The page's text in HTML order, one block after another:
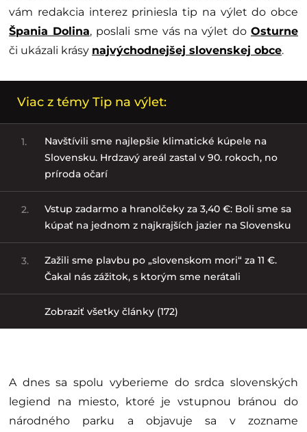
vám redakcia interez priniesla tip na výlet do obce
Špania Dolina, poslali sme vás na výlet do Osturne
či ukázali krásy najvýchodnejšej slovenskej obce.
Viac z témy Tip na výlet:
1.
Navštívili sme najlepšie klimatické kúpele na
Slovensku. Hrdzavý areál zastal v 90. rokoch, no
príroda očarí
2.
Vstup zadarmo a hranolčeky za 3,40 €: Boli sme sa
kúpať na jednom z najkrajších jazier na Slovensku
3.
Zažili sme plavbu po „slovenskom mori“ za 11 €.
Čakal nás zážitok, s ktorým sme nerátali
Zobraziť všetky články (172)
A dnes sa spolu vyberieme do srdca slovenských
legiend na miesto, ktoré je vstupnou bránou do
národného parku a objavuje sa v zozname